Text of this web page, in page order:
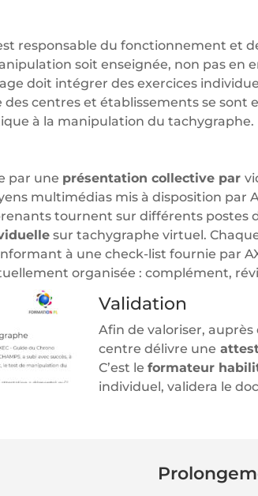
responsable du fonctionnement et
soit enseignée, non pas
doit intégrer des exercices
des centres et établissements se sont
à la manipulation du tachygraphe.
par une présentation collective par
multimédias mis à disposition par
tournent sur différents postes
sur tachygraphe virtuel.
à une check-list fournie par
organisée : complément,
Validation
Afin de valoriser, auprès
centre délivre une
C’est le formateur
individuel, validera le